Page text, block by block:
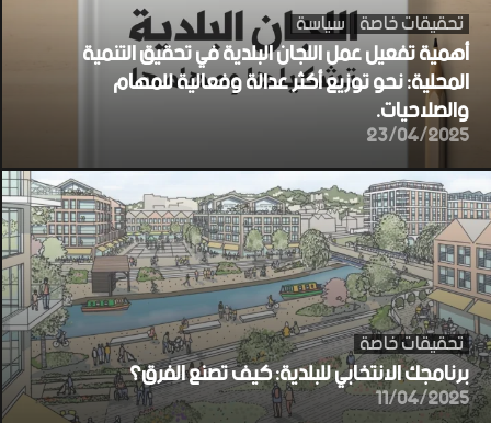
تحقيقات خاصة سياسة
أهمية تفعيل عمل اللجان البلدية في تحقيق التنمية
المحلية: نحو توزيع أكثر عدالة وفعالية للمهام
والصلاحيات.
23/04/2025
تحقيقات خاصة
برنامجك الانتخابي للبلدية: كيف تصنع الفرق؟
11/04/2025